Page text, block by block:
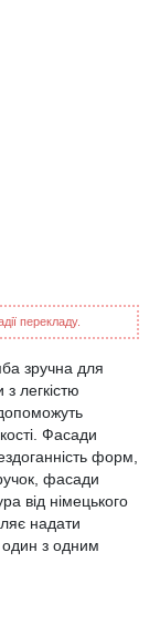
перекладу.
зручна для
легкістю
Фасади
форм,
фасади
від німецького
надати
один з одним